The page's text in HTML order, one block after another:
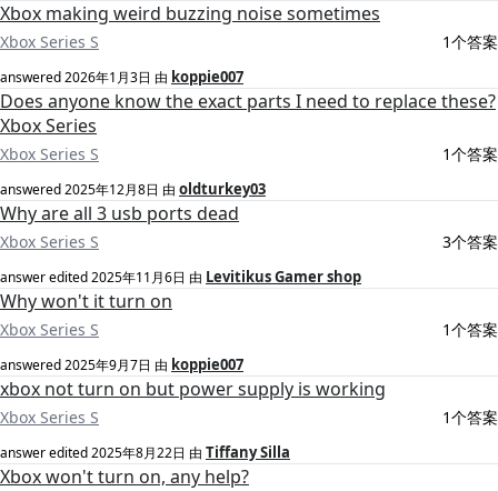
Xbox making weird buzzing noise sometimes
Xbox Series S 1个答案
answered2026年1月3日 由 koppie007
Does anyone know the exact parts I need to replace these?
Xbox Series
Xbox Series S 1个答案
answered2025年12月8日 由 oldturkey03
Why are all 3 usb ports dead
Xbox Series S 3个答案
answer edited2025年11月6日 由 Levitikus Gamer shop
Why won't it turn on
Xbox Series S 1个答案
answered2025年9月7日 由 koppie007
xbox not turn on but power supply is working
Xbox Series S 1个答案
answer edited2025年8月22日 由 Tiffany Silla
Xbox won't turn on, any help?